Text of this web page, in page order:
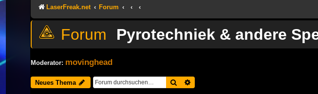
LaserFreak.net Forum
Pyrotechniek & andere
Moderator: movinghead
Neues Thema Suche